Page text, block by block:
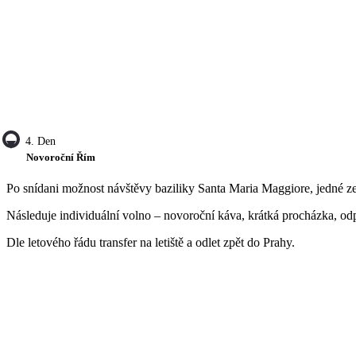
4. Den
Novoroční Řím
Po snídani možnost návštěvy baziliky Santa Maria Maggiore, jedné
Následuje individuální volno – novoroční káva, krátká procházka,
Dle letového řádu transfer na letiště a odlet zpět do Prahy.